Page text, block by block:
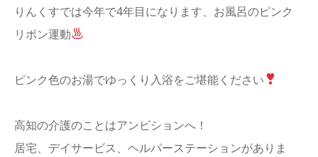
りんくすでは今年で4年目になります、お風呂のピンク
リボン運動
ピンク色のお湯でゆっくり入浴をご堪能ください
高知の介護のことはアンビションへ！
居宅、デイサービス、ヘルパーステーションがありま